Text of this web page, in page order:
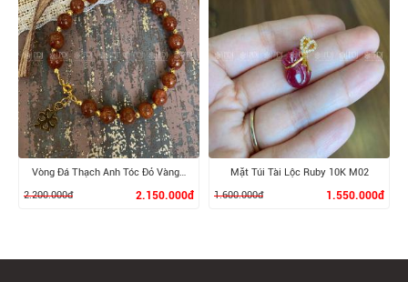
XEM CHI TIẾT XEM CHI TIẾT
Vòng Đá Thạch Anh Tóc Đỏ Vàng 10K
2.200.000đ
2.150.000đ
Mặt Túi Tài Lộc Ruby 10K M02
1.600.000đ
1.550.000đ